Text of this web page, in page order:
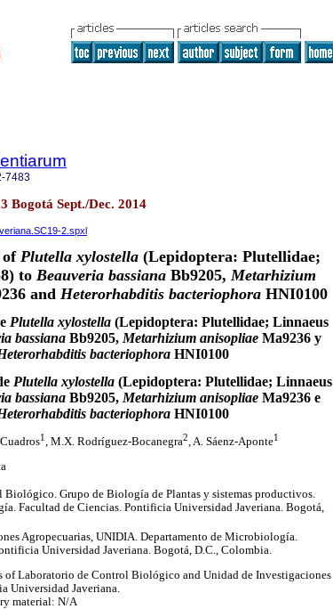
7483
Bogotá Sept./Dec. 2014
2.spxl
of Plutella xylostella (Lepidoptera: Plutellidae;
to Beauveria bassiana Bb9205, Metarhizium
and Heterorhabditis bacteriophora HNI0100
Plutella xylostella (Lepidoptera: Plutellidae; Linnaeus
bassiana Bb9205, Metarhizium anisopliae Ma9236 y
bacteriophora HNI0100
Plutella xylostella (Lepidoptera: Plutellidae; Linnaeus
bassiana Bb9205, Metarhizium anisopliae Ma9236 e
bacteriophora HNI0100
1, M.X. Rodríguez-Bocanegra2, A. Sáenz-Aponte1
Grupo de Biología de Plantas y sistemas productivos.
Facultad de Ciencias. Pontificia Universidad Javeriana. Bogotá,
Agropecuarias, UNIDIA. Departamento de Microbiología.
Universidad Javeriana. Bogotá, D.C., Colombia.
of Laboratorio de Control Biológico and Unidad de Investigaciones
Universidad Javeriana.
material: N/A